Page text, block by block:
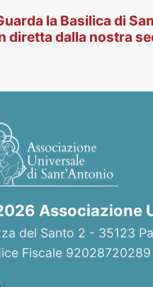
la Basilica di
diretta dalla nostra
Associazione
del Santo 2 - 35123
Fiscale 92028720289